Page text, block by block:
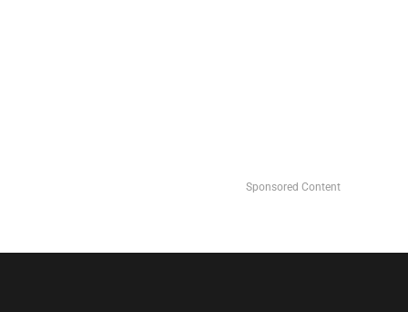
Sponsored Content